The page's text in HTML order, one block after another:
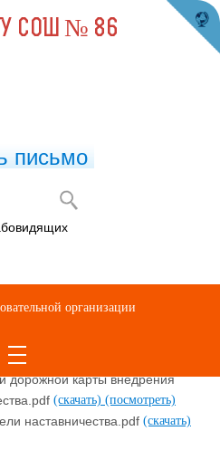
по внедрению методологии
наставников молодых
дорожной карты внедрения
(скачать) (посмотреть)
наставничества.pdf (скачать)
СОШ № 86
письмо
организации